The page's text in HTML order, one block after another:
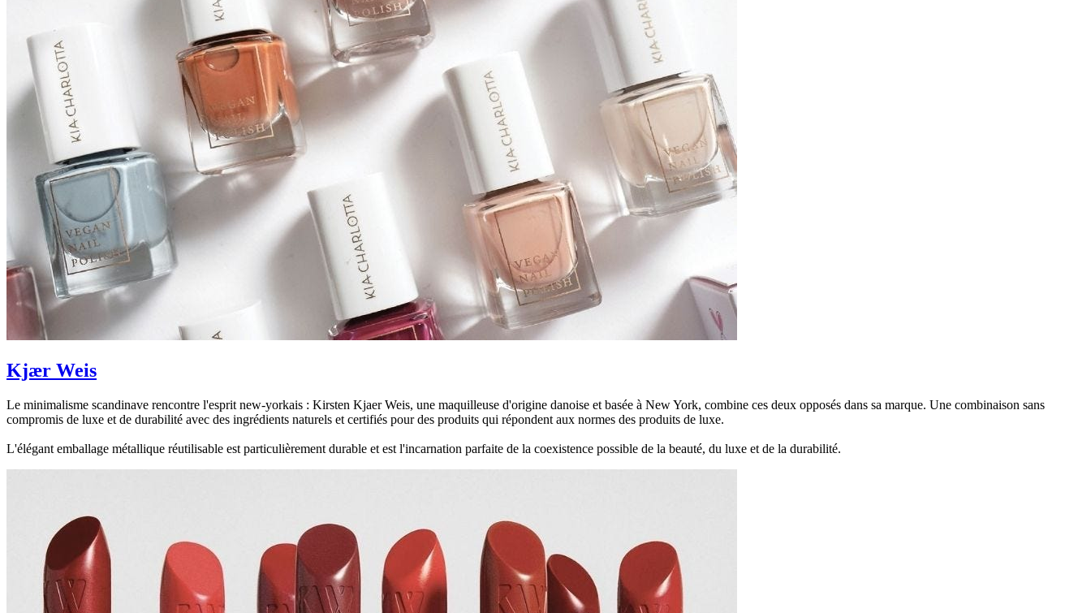
Kjær Weis
Le minimalisme scandinave rencontre l'esprit new-yorkais : Kirsten Kjaer Weis, une maquilleuse d'origine danoise et basée à New York, combine ces deux opposés dans sa marque. Une combinaison sans
compromis de luxe et de durabilité avec des ingrédients naturels et certifiés pour des produits qui répondent aux normes des produits de luxe.
L'élégant emballage métallique réutilisable est particulièrement durable et est l'incarnation parfaite de la coexistence possible de la beauté, du luxe et de la durabilité.